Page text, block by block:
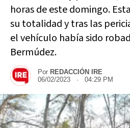
horas de este domingo.
su totalidad y tras las
el vehículo había sido
Bermúdez.
Por REDACCIÓN IRE
06/02/2023 · 04:29 PM